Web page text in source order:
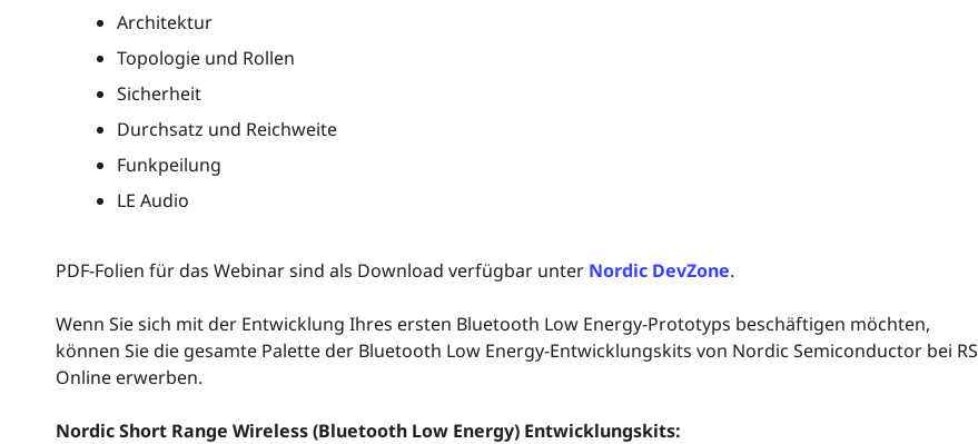
Architektur
Topologie und Rollen
Sicherheit
Durchsatz und Reichweite
Funkpeilung
LE Audio
PDF-Folien für das Webinar sind als Download verfügbar unter Nordic DevZone.
Wenn Sie sich mit der Entwicklung Ihres ersten Bluetooth Low Energy-Prototyps beschäftigen möchten,
können Sie die gesamte Palette der Bluetooth Low Energy-Entwicklungskits von Nordic Semiconductor bei RS
Online erwerben.
Nordic Short Range Wireless (Bluetooth Low Energy) Entwicklungskits: